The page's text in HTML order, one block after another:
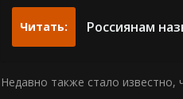
Читать: Россиянам
Недавно также стало